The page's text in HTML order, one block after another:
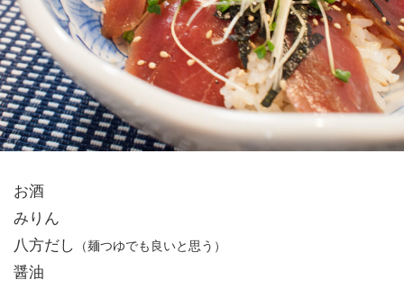
お酒
みりん
八方だし
（麺つゆでも良いと思う）
醤油